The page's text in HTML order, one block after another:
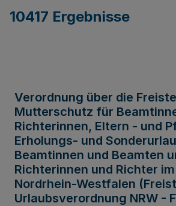
10417 Ergebnisse
Verordnung über die
Mutterschutz für
Richterinnen, Eltern - und
Erholungs- und
Beamtinnen und Beamten
Richterinnen und Richter
Nordrhein-Westfalen
Urlaubsverordnung NRW -